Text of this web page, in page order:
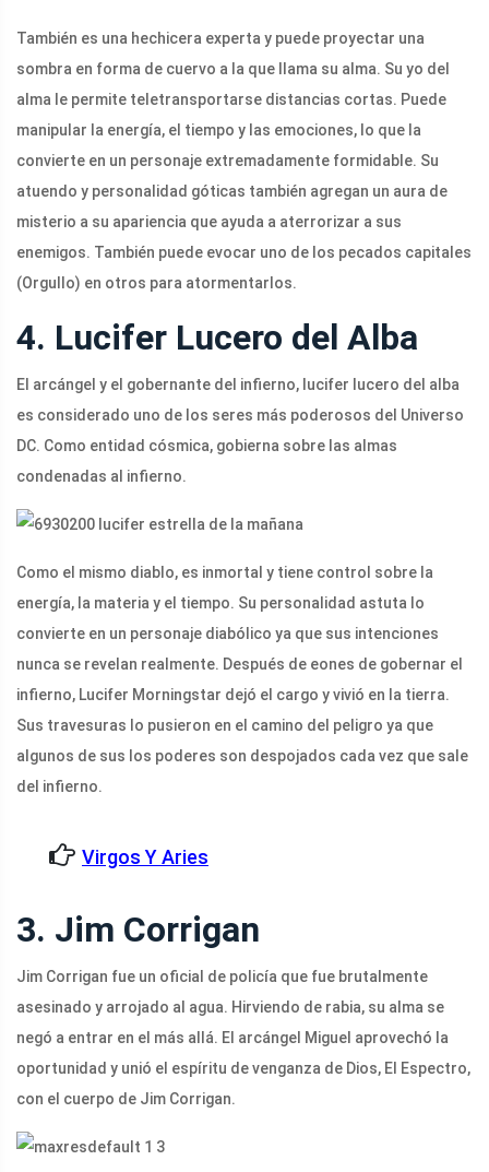
También es una hechicera experta y puede proyectar una
sombra en forma de cuervo a la que llama su alma. Su yo del
alma le permite teletransportarse distancias cortas. Puede
manipular la energía, el tiempo y las emociones, lo que la
convierte en un personaje extremadamente formidable. Su
atuendo y personalidad góticas también agregan un aura de
misterio a su apariencia que ayuda a aterrorizar a sus
enemigos. También puede evocar uno de los pecados capitales
(Orgullo) en otros para atormentarlos.
4. Lucifer Lucero del Alba
El arcángel y el gobernante del infierno, lucifer lucero del alba
es considerado uno de los seres más poderosos del Universo
DC. Como entidad cósmica, gobierna sobre las almas
condenadas al infierno.
Como el mismo diablo, es inmortal y tiene control sobre la
energía, la materia y el tiempo. Su personalidad astuta lo
convierte en un personaje diabólico ya que sus intenciones
nunca se revelan realmente. Después de eones de gobernar el
infierno, Lucifer Morningstar dejó el cargo y vivió en la tierra.
Sus travesuras lo pusieron en el camino del peligro ya que
algunos de sus los poderes son despojados cada vez que sale
del infierno.
Virgos Y Aries
3. Jim Corrigan
Jim Corrigan fue un oficial de policía que fue brutalmente
asesinado y arrojado al agua. Hirviendo de rabia, su alma se
negó a entrar en el más allá. El arcángel Miguel aprovechó la
oportunidad y unió el espíritu de venganza de Dios, El Espectro,
con el cuerpo de Jim Corrigan.